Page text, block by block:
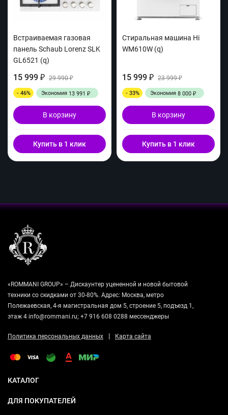
Встраиваемая газовая
панель Schaub Lorenz SLK
GL6521 (q)
15 999 ₽ 29 990₽
- 46% Экономия 13 991 ₽
В корзину
Купить в 1 клик
Стиральная машина Hi
WM610W (q)
15 999 ₽ 23 999₽
- 33% Экономия 8 000 ₽
В корзину
Купить в 1 клик
«ROMMANI GROUP» – Дискаунтер уцененной и новой бытовой
техники со скидками от 30-80%. Адрес: Москва, метро
Полежаевская, 4-я магистральная дом 5, строение 5, подъезд 1,
этаж 4 info@rommani.ru; +7 916 608 0288 мессенджеры
Политика персональных данных | Карта сайта
КАТАЛОГ
ДЛЯ ПОКУПАТЕЛЕЙ